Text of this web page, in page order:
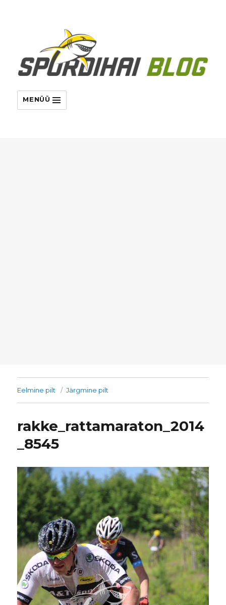
MENÜÜ
Eelmine pilt Järgmine pilt
rakke_rattamaraton_2014
_8545